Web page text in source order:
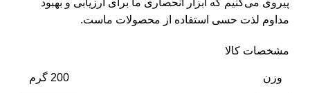
پیروی می‌کنیم که ابزار انحصاری ما برای ارزیابی و بهبود
مداوم لذت حسی استفاده از محصولات ماست.
مشخصات کالا
وزن 200 گرم